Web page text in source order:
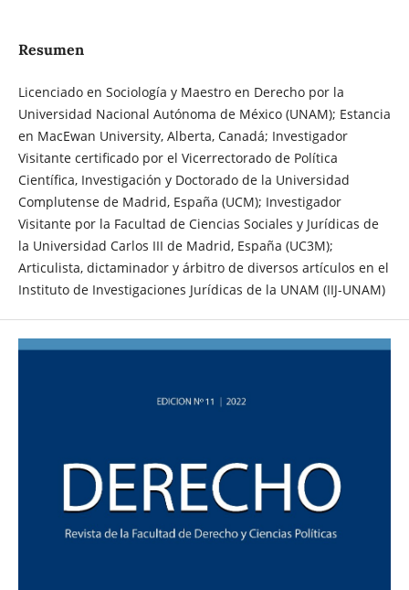
Resumen
Licenciado en Sociología y Maestro en Derecho por la
Universidad Nacional Autónoma de México (UNAM); Estancia
en MacEwan University, Alberta, Canadá; Investigador
Visitante certificado por el Vicerrectorado de Política
Científica, Investigación y Doctorado de la Universidad
Complutense de Madrid, España (UCM); Investigador
Visitante por la Facultad de Ciencias Sociales y Jurídicas de
la Universidad Carlos III de Madrid, España (UC3M);
Articulista, dictaminador y árbitro de diversos artículos en el
Instituto de Investigaciones Jurídicas de la UNAM (IIJ-UNAM)